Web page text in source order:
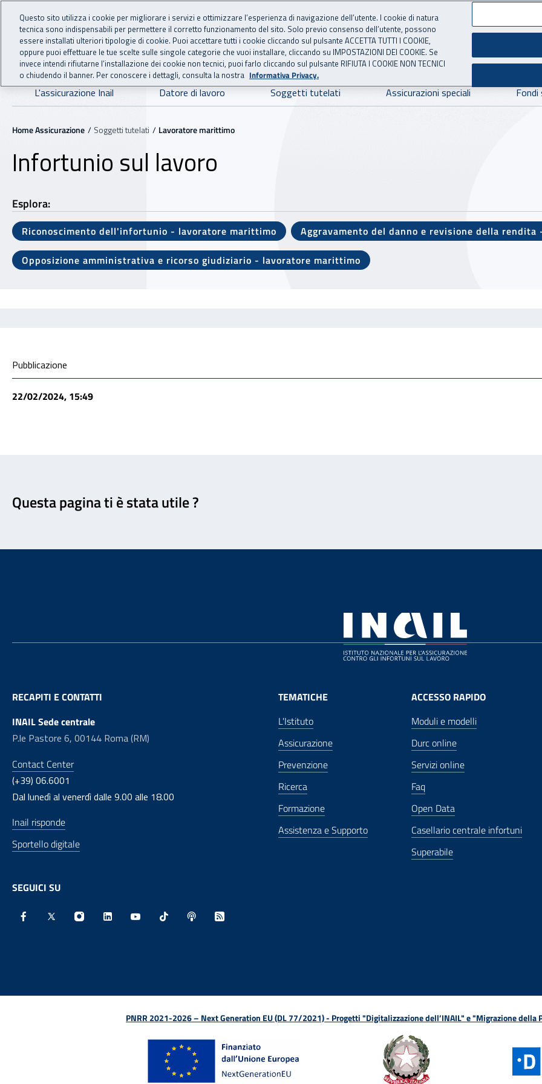
Vai al menu principale
Vai al contenuto principale
INAIL - Istituto Nazionale per l'Assicurazione
ASSICURAZIONE
Navigazione principale
L'assicurazione Inail Datore di lavoro Soggetti tutelati Assicurazioni speciali Fondi
Navigazione - Ti trovi in:
Home Assicurazione Soggetti tutelati Lavoratore marittimo
Infortunio sul lavoro
Esplora:
Riconoscimento dell'infortunio - lavoratore marittimo
Aggravamento del danno e revisione della
Opposizione amministrativa e ricorso giudiziario - lavoratore marittimo
Condivisione social
Pubblicazione
22/02/2024, 15:49
Questa pagina ti è stata utile ?
RECAPITI E CONTATTI
INAIL Sede centrale
P.le Pastore 6, 00144 Roma (RM)
Contact Center
(+39) 06.6001
Dal lunedì al venerdì dalle 9.00 alle 18.00
Inail risponde
Sportello digitale
SEGUICI SU
TEMATICHE
L'Istituto
Assicurazione
Prevenzione
Ricerca
Formazione
Assistenza e Supporto
ACCESSO RAPIDO
Moduli e modelli
Durc online
Servizi online
Faq
Open Data
Casellario centrale infortuni
Superabile
PNRR 2021-2026 – Next Generation EU (DL 77/2021) - Progetti "Digitalizzazione dell’INAIL" e "Migrazione della
Questo sito utilizza i cookie per migliorare i servizi e ottimizzare l’esperienza di navigazione dell’utente. I cookie di natura
tecnica sono indispensabili per permettere il corretto funzionamento del sito. Solo previo consenso dell’utente, possono
essere installati ulteriori tipologie di cookie. Puoi accettare tutti i cookie cliccando sul pulsante ACCETTA TUTTI I COOKIE,
oppure puoi effettuare le tue scelte sulle singole categorie che vuoi installare, cliccando su IMPOSTAZIONI DEI COOKIE. Se
invece intendi rifiutarne l’installazione dei cookie non tecnici, puoi farlo cliccando sul pulsante RIFIUTA I COOKIE NON TECNICI
o chiudendo il banner. Per conoscere i dettagli, consulta la nostra Informativa Privacy.